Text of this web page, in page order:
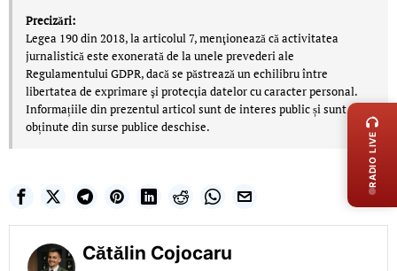
Precizări:
Legea 190 din 2018, la articolul 7, menţionează că activitatea
jurnalistică este exonerată de la unele prevederi ale
Regulamentului GDPR, dacă se păstrează un echilibru între
libertatea de exprimare şi protecţia datelor cu caracter personal.
Informațiile din prezentul articol sunt de interes public și sunt
obținute din surse publice deschise.
Cătălin Cojocaru
RADIO LIVE